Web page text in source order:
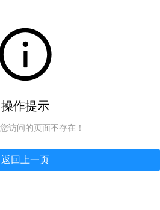
操作提示
访问的页面不存在！
返回上一页